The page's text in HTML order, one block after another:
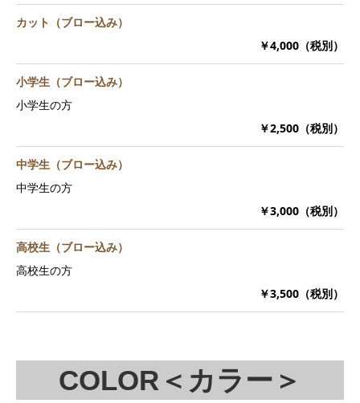
カット（ブロー込み）
￥4,000（税別）
小学生（ブロー込み）
小学生の方
￥2,500（税別）
中学生（ブロー込み）
中学生の方
￥3,000（税別）
高校生（ブロー込み）
高校生の方
￥3,500（税別）
COLOR＜カラー＞